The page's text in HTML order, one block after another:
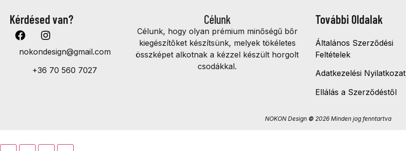
Kérdésed van?
nokondesign@gmail.com
+36 70 560 7027
Célunk
Célunk, hogy olyan prémium minőségű bőr
kiegészítőket készítsünk, melyek tökéletes
összképet alkotnak a kézzel készült horgolt
csodákkal.
További Oldalak
Általános Szerződési
Feltételek
Adatkezelési Nyilatkozat
Ellálás a Szerződéstől
NOKON Design ©2026 Minden jog fenntartva